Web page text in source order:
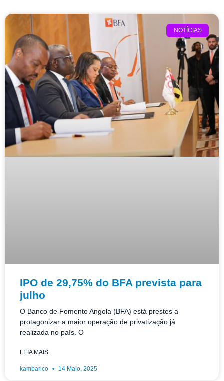
NOTÍCIAS
IPO de 29,75% do BFA prevista para
julho
O Banco de Fomento Angola (BFA) está prestes a
protagonizar a maior operação de privatização já
realizada no país. O
LEIA MAIS
kambarico 14 Maio, 2025